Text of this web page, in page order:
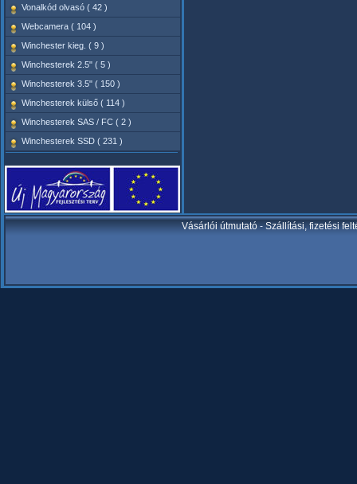
Vonalkód olvasó ( 42 )
Webcamera ( 104 )
Winchester kieg. ( 9 )
Winchesterek 2.5" ( 5 )
Winchesterek 3.5" ( 150 )
Winchesterek külső ( 114 )
Winchesterek SAS / FC ( 2 )
Winchesterek SSD ( 231 )
Vásárlói útmutató-Szállítási, fizetési